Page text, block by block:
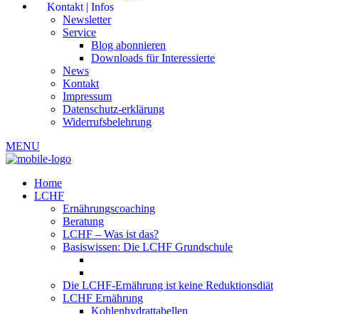
Kontakt | Infos
Newsletter
Service
Blog abonnieren
Downloads für Interessierte
News
Kontakt
Impressum
Datenschutz-erklärung
Widerrufsbelehrung
MENU
Home
LCHF
Ernährungscoaching
Beratung
LCHF – Was ist das?
Basiswissen: Die LCHF Grundschule
Die LCHF-Ernährung ist keine Reduktionsdiät
LCHF Ernährung
Kohlenhydrattabellen